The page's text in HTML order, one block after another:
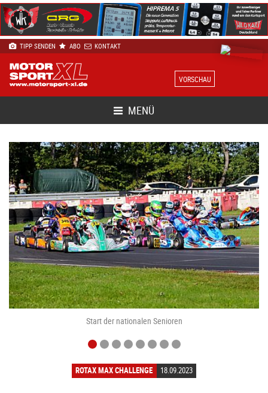
TIPP SENDEN ABO KONTAKT
VORSCHAU
MENÜ
Start der nationalen Senioren
ROTAX MAX CHALLENGE 18.09.2023